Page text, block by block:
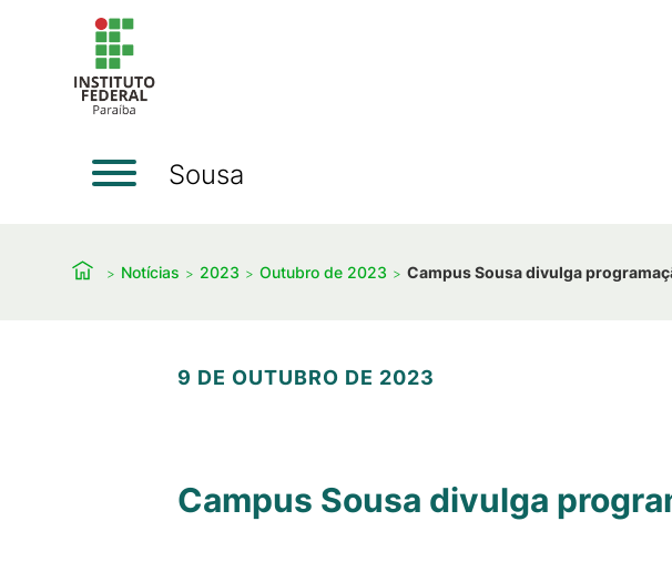
Sousa
Notícias 2023 Outubro de 2023 Campus Sousa divulga
9 DE OUTUBRO DE 2023
Campus Sousa divulga